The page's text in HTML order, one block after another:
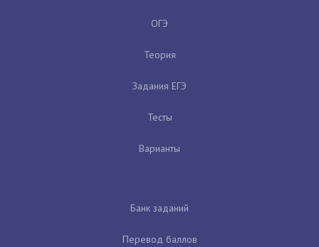
ОГЭ
Теория
Задания ЕГЭ
Тесты
Варианты
Банк заданий
Перевод баллов